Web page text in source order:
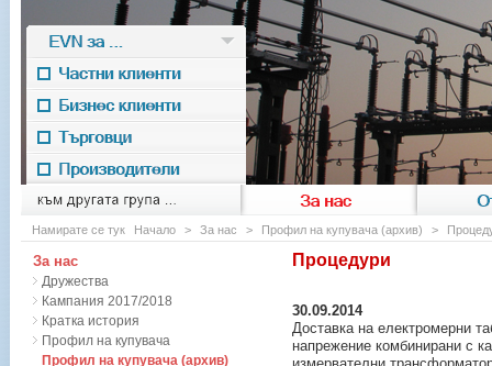
към другата група ... За нас
EVN for
EVN за ...
Частни клиенти
Бизнес клиенти
Търговци
Производители
Намирате се тук Начало > За нас > Профил на купувача (архив) >
Процедури
30.09.2014
Доставка на електромерни
напрежение комбинирани с
За нас
Дружества
Кампания 2017/2018
Кратка история
Профил на купувача
Профил на купувача (архив)